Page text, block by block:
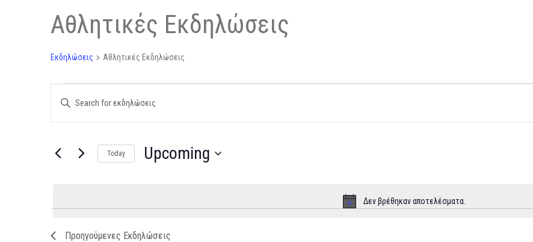
Αθλητικές Εκδηλώσεις
Εκδηλώσεις Αθλητικές Εκδηλώσεις
Notice
Δεν βρέθηκαν αποτελέσματα.
Εκδηλώσεις
Search
and
Navigation
Enter
Εκδηλώσεις
Today Upcoming
Προηγούμενες Εκδηλώσεις